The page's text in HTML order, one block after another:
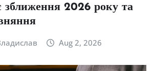
зближення 2026 року та
Aug 2, 2026